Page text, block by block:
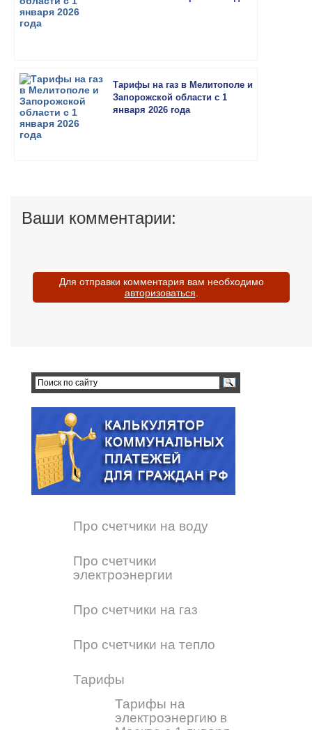
Тарифы на газ в Мелитополе и
Запорожской области с 1
января 2026 года
Ваши комментарии:
Для отправки комментария вам необходимо
авторизоваться
Про счетчики на воду
Про счетчики
электроэнергии
Про счетчики на газ
Про счетчики на тепло
Тарифы
Тарифы на
электроэнергию в